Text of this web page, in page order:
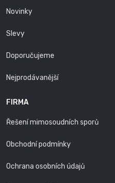
Novinky
Slevy
Doporučujeme
Nejprodávanější
FIRMA
Řešení mimosoudních sporů
Obchodní podmínky
Ochrana osobních údajů